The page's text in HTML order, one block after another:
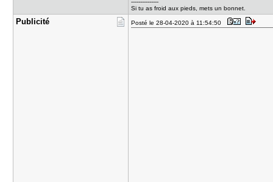
---------------
Si tu as froid aux pieds, mets un bonnet.
Publicité Posté le 28-04-2020 à 11:54:50